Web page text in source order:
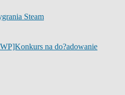
Steam
na do?adowanie